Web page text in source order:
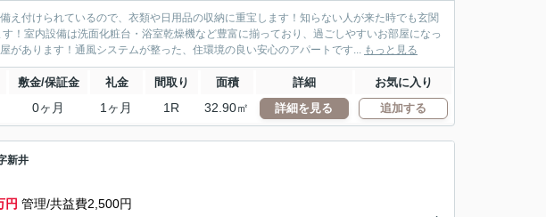
え付けられているので、衣類や日用品の収納に重宝します！知らない人が来た時でも玄関
！室内設備は洗面化粧台・浴室乾燥機など豊富に揃っており、過ごしやすいお部屋になっ
があります！通風システムが整った、住環境の良い安心のアパートです... もっと見る
敷金/保証金 礼金 間取り 面積 詳細 お気に入り
0ヶ月 1ヶ月 1R 32.90㎡ 詳細を見る 追加する
新井
円 管理/共益費2,500円